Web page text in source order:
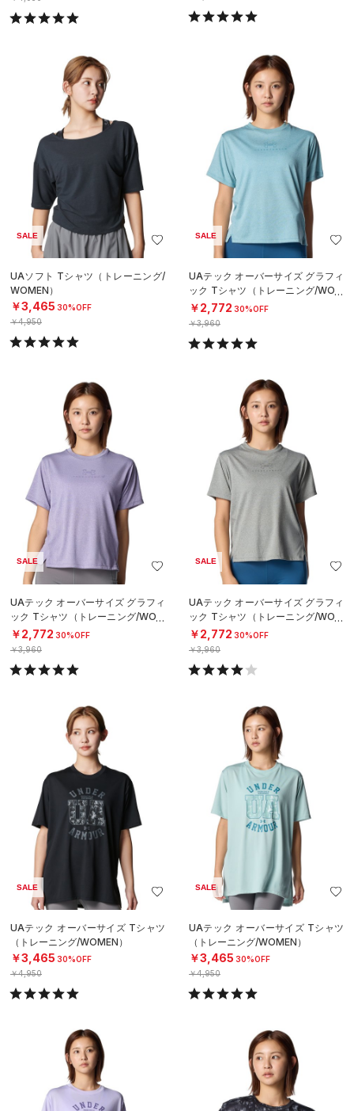
SALE
UAソフト Tシャツ（トレーニング/
WOMEN）
￥3,465 30%OFF
￥4,950
SALE
UAテック オーバーサイズ グラフィ
ック Tシャツ（トレーニング/WOM
EN）
￥2,772 30%OFF
￥3,960
SALE
UAテック オーバーサイズ グラフィ
ック Tシャツ（トレーニング/WOM
EN）
￥2,772 30%OFF
￥3,960
SALE
UAテック オーバーサイズ グラフィ
ック Tシャツ（トレーニング/WOM
EN）
￥2,772 30%OFF
￥3,960
SALE
UAテック オーバーサイズ Tシャツ
（トレーニング/WOMEN）
￥3,465 30%OFF
￥4,950
SALE
UAテック オーバーサイズ Tシャツ
（トレーニング/WOMEN）
￥3,465 30%OFF
￥4,950